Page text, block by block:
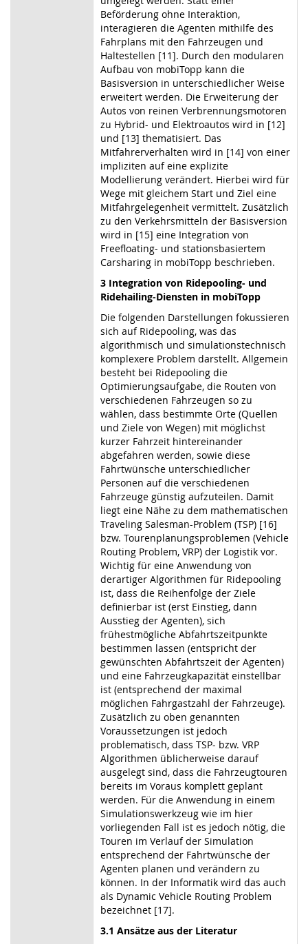
Beförderung ohne Interaktion,
interagieren die Agenten mithilfe des
Fahrplans mit den Fahrzeugen und
Haltestellen [11]. Durch den modularen
Aufbau von mobiTopp kann die
Basisversion in unterschiedlicher Weise
erweitert werden. Die Erweiterung der
Autos von reinen Verbrennungsmotoren
zu Hybrid- und Elektroautos wird in [12]
und [13] thematisiert. Das
Mitfahrerverhalten wird in [14] von einer
impliziten auf eine explizite
Modellierung verändert. Hierbei wird für
Wege mit gleichem Start und Ziel eine
Mitfahrgelegenheit vermittelt. Zusätzlich
zu den Verkehrsmitteln der Basisversion
wird in [15] eine Integration von
Freefloating- und stationsbasiertem
Carsharing in mobiTopp beschrieben.
3 Integration von Ridepooling- und
Ridehailing-Diensten in mobiTopp
Die folgenden Darstellungen fokussieren
sich auf Ridepooling, was das
algorithmisch und simulationstechnisch
komplexere Problem darstellt. Allgemein
besteht bei Ridepooling die
Optimierungsaufgabe, die Routen von
verschiedenen Fahrzeugen so zu
wählen, dass bestimmte Orte (Quellen
und Ziele von Wegen) mit möglichst
kurzer Fahrzeit hintereinander
abgefahren werden, sowie diese
Fahrtwünsche unterschiedlicher
Personen auf die verschiedenen
Fahrzeuge günstig aufzuteilen. Damit
liegt eine Nähe zu dem mathematischen
Traveling Salesman-Problem (TSP) [16]
bzw. Tourenplanungsproblemen (Vehicle
Routing Problem, VRP) der Logistik vor.
Wichtig für eine Anwendung von
derartiger Algorithmen für Ridepooling
ist, dass die Reihenfolge der Ziele
definierbar ist (erst Einstieg, dann
Ausstieg der Agenten), sich
frühestmögliche Abfahrtszeitpunkte
bestimmen lassen (entspricht der
gewünschten Abfahrtszeit der Agenten)
und eine Fahrzeugkapazität einstellbar
ist (entsprechend der maximal
möglichen Fahrgastzahl der Fahrzeuge).
Zusätzlich zu oben genannten
Voraussetzungen ist jedoch
problematisch, dass TSP- bzw. VRP
Algorithmen üblicherweise darauf
ausgelegt sind, dass die Fahrzeugtouren
bereits im Voraus komplett geplant
werden. Für die Anwendung in einem
Simulationswerkzeug wie im hier
vorliegenden Fall ist es jedoch nötig, die
Touren im Verlauf der Simulation
entsprechend der Fahrtwünsche der
Agenten planen und verändern zu
können. In der Informatik wird das auch
als Dynamic Vehicle Routing Problem
bezeichnet [17].
3.1 Ansätze aus der Literatur